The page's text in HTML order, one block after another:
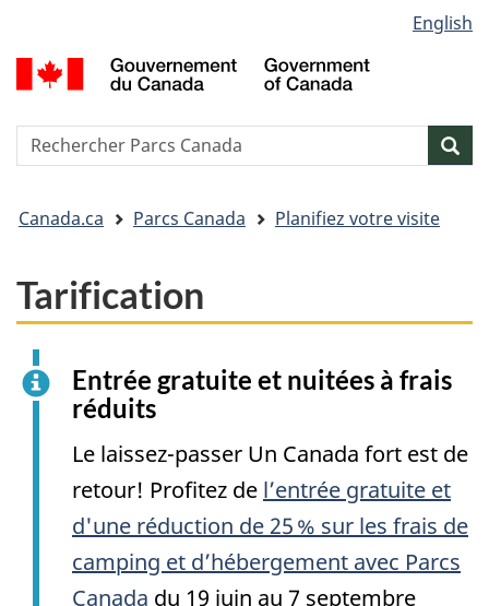
au
contenu
« Au
du
la
HTML
de
la
langue
English
Reserche
êtes
Canada.ca Parcs Canada Planifiez votre visite
Tarification
Entrée gratuite et nuitées à frais
réduits
Le laissez-passer Un Canada fort est de
retour! Profitez de l’entrée gratuite et
d'une réduction de 25 % sur les frais de
camping et d’hébergement avec Parcs
Canada du 19 juin au 7 septembre